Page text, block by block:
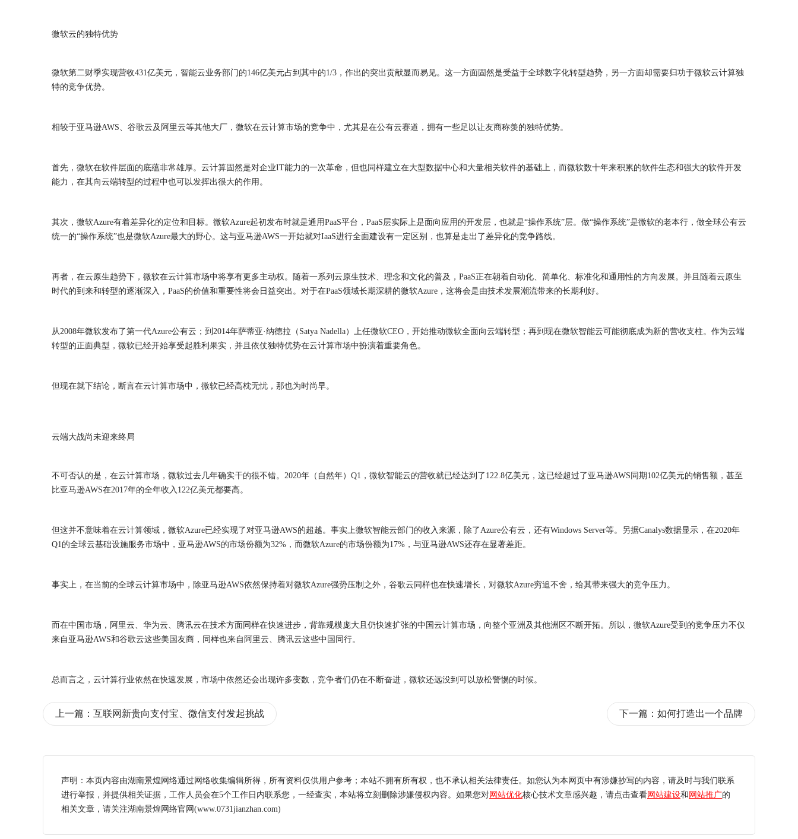
微软云的独特优势
微软第二财季实现营收431亿美元，智能云业务部门的146亿美元占到其中的1/3，作出的突出贡献显而易见。这一方面固然是受益于全球数字化转型趋势，另一方面却需要归功于微软云计算独
特的竞争优势。
相较于亚马逊AWS、谷歌云及阿里云等其他大厂，微软在云计算市场的竞争中，尤其是在公有云赛道，拥有一些足以让友商称羡的独特优势。
首先，微软在软件层面的底蕴非常雄厚。 云计算固然是对企业IT能力的一次革命，但也同样建立在大型数据中心和大量相关软件的基础上，而微软数十年来积累的软件生态和强大的软件开发
能力，在其向云端转型的过程中也可以发挥出很大的作用。
其次，微软Azure有着差异化的定位和目标。 微软Azure起初发布时就是通用PaaS平台，PaaS层实际上是面向应用的开发层，也就是“操作系统”层。做“操作系统”是微软的老本行，做全球公有云
统一的“操作系统”也是微软Azure最大的野心。这与亚马逊AWS一开始就对IaaS进行全面建设有一定区别，也算是走出了差异化的竞争路线。
再者，在云原生趋势下，微软在云计算市场中将享有更多主动权。
随着一系列云原生技术、理念和文化的普及，PaaS正在朝着自动化、简单化、标准化和通用性的方向发展。并且随着云原生
时代的到来和转型的逐渐深入，PaaS的价值和重要性将会日益突出。对于在PaaS领域长期深耕的微软Azure，这将会是由技术发展潮流带来的长期利好。
从2008年微软发布了第一代Azure公有云；到2014年萨蒂亚·纳德拉（Satya Nadella）上任微软CEO ，开始推动微软全面向云端转型；再到现在微软智能云可能彻底成为新的营收支柱。作为云端
转型的正面典型，微软已经开始享受起胜利果实，并且依仗独特优势在云计算市场中扮演着重要角色。
但现在就下结论，断言在云计算市场中，微软已经高枕无忧，那也为时尚早。
云端大战尚未迎来终局
不可否认的是，在云计算市场，微软过去几年确实干的很不错。2020年（自然年）Q1，微软智能云的营收就已经达到了122.8亿美元，这已经超过了亚马逊AWS同期102亿美元的销售额，甚至
比亚马逊AWS在2017年的全年收入122亿美元都要高。
但这并不意味着在云计算领域，微软Azure已经实现了对亚马逊AWS的超越。事实上微软智能云部门的收入来源，除了Azure公有云，还有Windows Server等。另据Canalys数据显示，在2020年
Q1的全球云基础设施服务市场中，亚马逊AWS的市场份额为32%，而微软Azure的市场份额为17%，与亚马逊AWS还存在显著差距。
事实上，在当前的全球云计算市场中，除亚马逊AWS依然保持着对微软Azure强势压制之外，谷歌云同样也在快速增长，对微软Azure穷追不舍，给其带来强大的竞争压力。
而在中国市场，阿里云、华为云、腾讯云在技术方面同样在快速进步，背靠规模庞大且仍快速扩张的中国云计算市场，向整个亚洲及其他洲区不断开拓。所以，微软Azure受到的竞争压力不仅
来自亚马逊AWS和谷歌云这些美国友商，同样也来自阿里云、腾讯云这些中国同行。
总而言之，云计算行业依然在快速发展，市场中依然还会出现许多变数，竞争者们仍在不断奋进，微软还远没到可以放松警惕的时候。
上一篇： 互联网新贵向支付宝、微信支付发起挑战 下一篇： 如何打造出一个品牌
声明：本页内容由湖南景煌网络通过网络收集编辑所得，所有资料仅供用户参考；本站不拥有所有权，也不承认相关法律责任。如您认为本网页中有涉嫌抄写的内容，请及时与我们联系
进行举报，并提供相关证据，工作人员会在5个工作日内联系您，一经查实，本站将立刻删除涉嫌侵权内容。如果您对网站优化核心技术文章感兴趣，请点击查看网站建设和 网站推广的
相关文章，请关注湖南景煌网络官网(www.0731jianzhan.com)